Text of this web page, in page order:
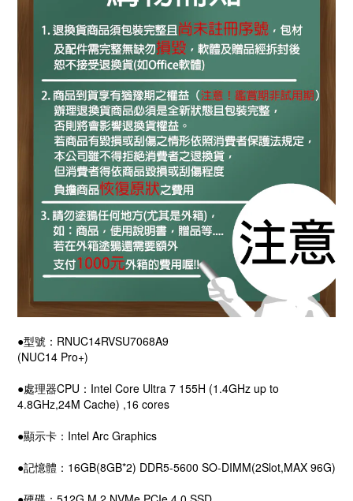
●型號：RNUC14RVSU7068A9
(NUC14 Pro+)
●處理器CPU：Intel Core Ultra 7 155H (1.4GHz up to
4.8GHz,24M Cache) ,16 cores
●顯示卡：Intel Arc Graphics
●記憶體：16GB(8GB*2) DDR5-5600 SO-DIMM(2Slot,MAX 96G)